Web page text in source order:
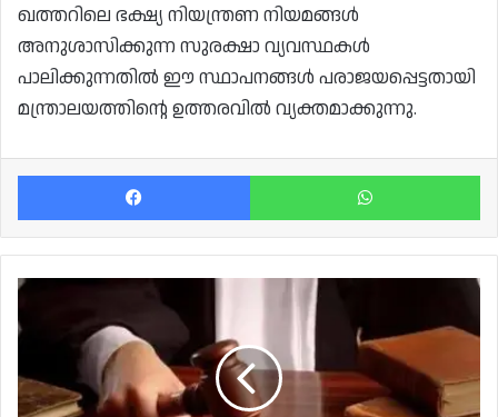
ഖത്തറിലെ ഭക്ഷ്യ നിയന്ത്രണ നിയമങ്ങൾ
അനുശാസിക്കുന്ന സുരക്ഷാ വ്യവസ്ഥകൾ
പാലിക്കുന്നതിൽ ഈ സ്ഥാപനങ്ങൾ പരാജയപ്പെട്ടതായി
മന്ത്രാലയത്തിന്റെ ഉത്തരവിൽ വ്യക്തമാക്കുന്നു.
Facebook
കോവിഡ്
വിവാഹം
ഖത്തറിൽ
ഇവന്റ്